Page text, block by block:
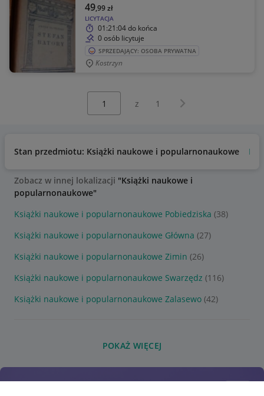
LICYTACJA
49,99zł
01:21:04do końca
0 osób licytuje
SPRZEDAJĄCY: OSOBA PRYWATNA
Kostrzyn
z 1 Następna strona
Stan przedmiotu: Książki naukowe i popularnonaukowe
Zobacz w innej lokalizacji "Książki naukowe i
popularnonaukowe"
Książki naukowe i popularnonaukowe Pobiedziska (38)
Książki naukowe i popularnonaukowe Główna (27)
Książki naukowe i popularnonaukowe Zimin (26)
Książki naukowe i popularnonaukowe Swarzędz (116)
Książki naukowe i popularnonaukowe Zalasewo (42)
POKAŻ WIĘCEJ